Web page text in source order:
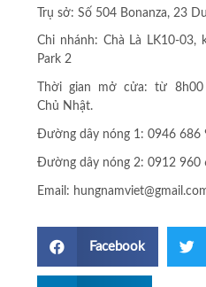
Trụ sở: Số 504 Bonanza, 23
Chi nhánh: Chà Là LK10-03,
Park 2
Thời gian mở cửa: từ
Chủ Nhật.
Đường dây nóng 1: 0946 686
Đường dây nóng 2: 0912 960
Email:
Facebook